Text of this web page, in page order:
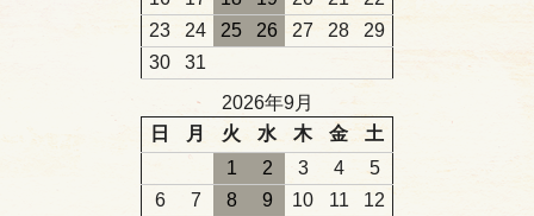
23
24 25 26 27 28
29
30
31
2026年9月
日
月 火 水 木 金
土
1
2 3 4
5
6
7 8 9 10 11
12